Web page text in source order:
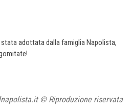
adottata dalla famiglia Napolista,
© Riproduzione riservata